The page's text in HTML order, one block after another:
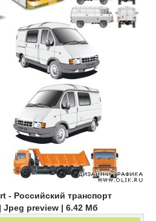
- Российский транспорт
Jpeg preview | 6.42 Мб